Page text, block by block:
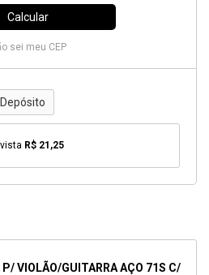
Calcular
sei meu CEP
Depósito
R$ 21,25
VIOLÃO/GUITARRA AÇO 71S C/